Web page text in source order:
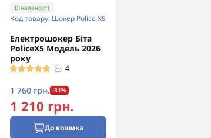
В наявності
Код товару: Шокер Police X5
Електрошокер Біта
PoliceХ5 Модель 2026
року
4
1 760 грн. -31%
1 210 грн.
До кошика